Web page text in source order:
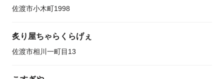
佐渡市小木町1998
炙り屋ちゃらくらげぇ
佐渡市相川一町目13